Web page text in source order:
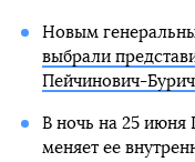
Новым
выбрали
Пейчинович-Бурич
В ночь на 25 июня
меняет ее